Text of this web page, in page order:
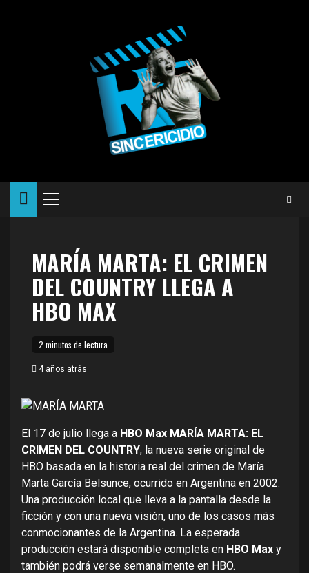
Menú
MARÍA MARTA: EL CRIMEN
DEL COUNTRY LLEGA A
HBO MAX
2 minutos de lectura
4 años atrás
El 17 de julio llega a HBO Max MARÍA MARTA: EL
CRIMEN DEL COUNTRY; la nueva serie original de
HBO basada en la historia real del crimen de María
Marta García Belsunce, ocurrido en Argentina en 2002.
Una producción local que lleva a la pantalla desde la
ficción y con una nueva visión, uno de los casos más
conmocionantes de la Argentina. La esperada
producción estará disponible completa en HBO Max y
también podrá verse semanalmente en HBO.